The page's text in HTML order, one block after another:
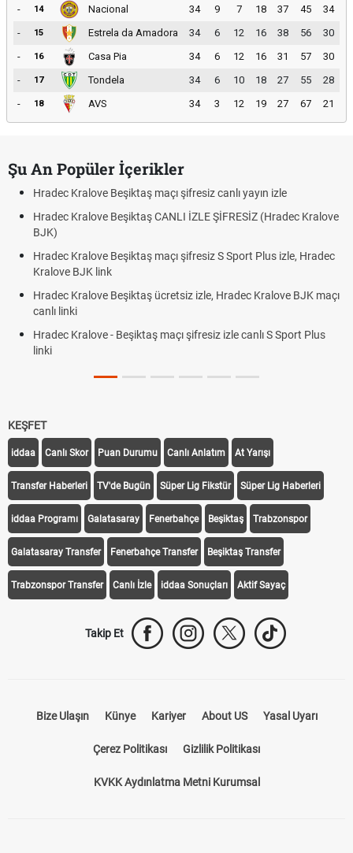
-
14 Nacional 34 9 7 18 37 45
34
-
15 Estrela da Amadora 34 6 12 16 38 56
30
-
16 Casa Pia 34 6 12 16 31 57
30
-
17 Tondela 34 6 10 18 27 55
28
-
18 AVS 34 3 12 19 27 67 21
Şu An Popüler İçerikler
Hradec Kralove Beşiktaş maçı şifresiz canlı yayın izle
Hradec Kralove Beşiktaş CANLI İZLE ŞİFRESİZ (Hradec Kralove
BJK)
Hradec Kralove Beşiktaş maçı şifresiz S Sport Plus izle, Hradec
Kralove BJK link
Hradec Kralove Beşiktaş ücretsiz izle, Hradec Kralove BJK maçı
canlı linki
Hradec Kralove - Beşiktaş maçı şifresiz izle canlı S Sport Plus
linki
KEŞFET
iddaa Canlı Skor Puan Durumu Canlı Anlatım At Yarışı
Transfer Haberleri TV'de Bugün Süper Lig Fikstür Süper Lig Haberleri
iddaa Programı Galatasaray Fenerbahçe Beşiktaş Trabzonspor
Galatasaray Transfer Fenerbahçe Transfer Beşiktaş Transfer
Trabzonspor Transfer Canlı İzle iddaa Sonuçları Aktif Sayaç
Takip Et
Bize Ulaşın Künye Kariyer About US Yasal Uyarı
Çerez Politikası Gizlilik Politikası
KVKK Aydınlatma Metni Kurumsal